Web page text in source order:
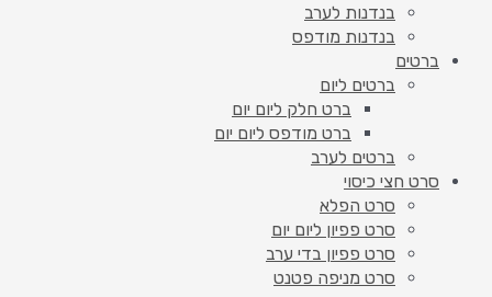
בנדנות לערב
בנדנות מודפס
ברטים
ברטים ליום
ברט חלק ליום יום
ברט מודפס ליום יום
ברטים לערב
סרט חצי כיסוי
סרט הפלא
סרט פפיון ליום יום
סרט פפיון בדי ערב
סרט מניפה פטנט